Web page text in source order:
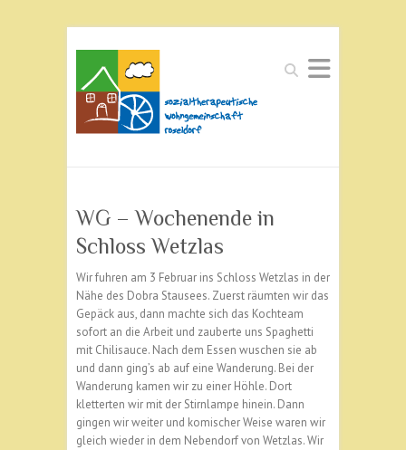
Suchen
WG – Wochenende in
Schloss Wetzlas
Wir fuhren am 3 Februar ins Schloss Wetzlas in der
Nähe des Dobra Stausees. Zuerst räumten wir das
Gepäck aus, dann machte sich das Kochteam
sofort an die Arbeit und zauberte uns Spaghetti
mit Chilisauce. Nach dem Essen wuschen sie ab
und dann ging’s ab auf eine Wanderung. Bei der
Wanderung kamen wir zu einer Höhle. Dort
kletterten wir mit der Stirnlampe hinein. Dann
gingen wir weiter und komischer Weise waren wir
gleich wieder in dem Nebendorf von Wetzlas. Wir